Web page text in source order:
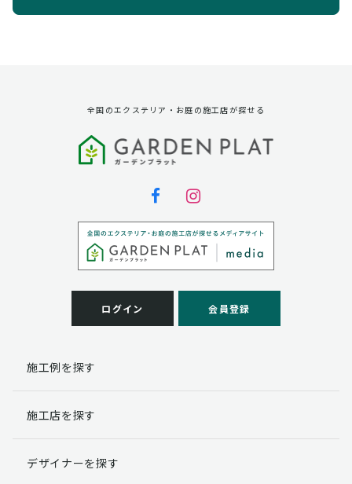
第三者への提供
弊社は法律で定められている場合を除いて、お客様の個
個人情報の取扱い業務の委託
弊社は事業運営上、お客様により良いサービスを提供す
るために業務の一部を外部に委託しており、業務委託先
客様には、貴殿の個人情報の利用目的の通知、開示、訂
理・機密保持などによりお客様の個人情報の漏洩防止に
個人情報提出の任意性
す。
全国のエクステリア・お庭の施工店が探せる
ログイン 会員登録
施工例を探す
施工店を探す
デザイナーを探す